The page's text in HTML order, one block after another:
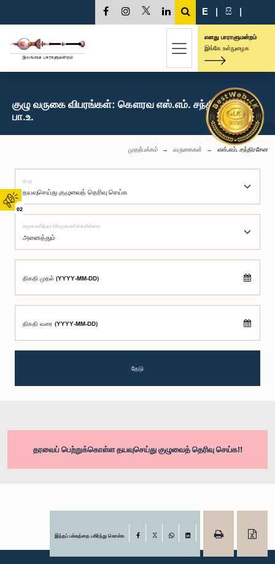
02
E | සි |
எனது பாராளுமன்றம்
இங்கே உள்நுழைக
குழு வருகை விபரங்கள்: கௌரவ எஸ்.எம். சந்திரசேன,
பா.உ.
முதற்பக்கம் வருகைகள் எஸ்.எம். சந்திரசேன
குழு
சமூகமளித்தார்/சமூகமளிக்கவில்லை
திகதி முதல் (YYYY-MM-DD)
திகதி வரை (YYYY-MM-DD)
தேடு
தரவைப் பெற்றுக்கொள்ள தயவுசெய்து குழுவைத் தெரிவு செய்க!!
இந்தப் பக்கத்தை பகிர்ந்து கொள்க Facebook